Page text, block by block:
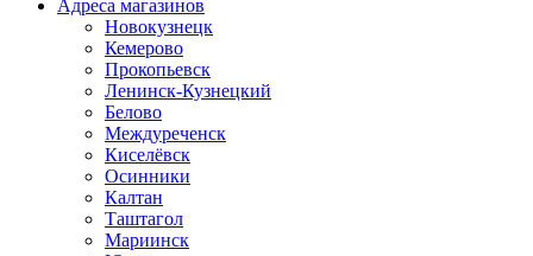
Адреса магазинов
Новокузнецк
Кемерово
Прокопьевск
Ленинск-Кузнецкий
Белово
Междуреченск
Киселёвск
Осинники
Калтан
Таштагол
Мариинск